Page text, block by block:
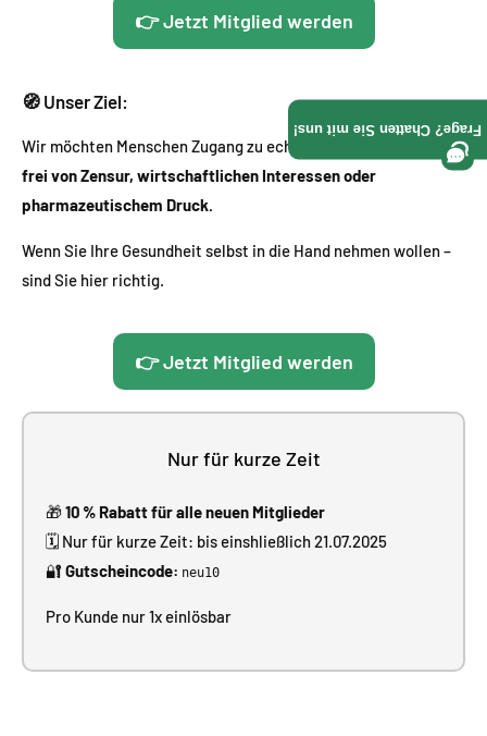
👉 Jetzt Mitglied werden
🧭 Unser Ziel:
Wir möchten Menschen Zugang zu echten Lösungen geben –
frei von Zensur, wirtschaftlichen Interessen oder
pharmazeutischem Druck.
Wenn Sie Ihre Gesundheit selbst in die Hand nehmen wollen –
sind Sie hier richtig.
👉 Jetzt Mitglied werden
Nur für kurze Zeit
🎁 10 % Rabatt für alle neuen Mitglieder
🗓️ Nur für kurze Zeit: bis einshließlich 21.07.2025
🔐 Gutscheincode: neu10
Pro Kunde nur 1x einlösbar
Frage? Chatten Sie mit uns!